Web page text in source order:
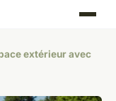
extérieur avec